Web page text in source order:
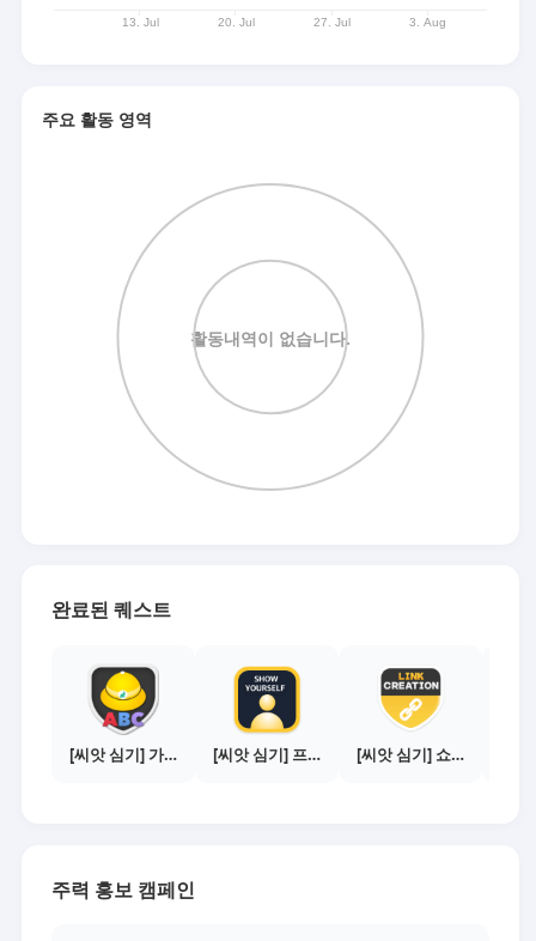
주요 활동 영역
완료된 퀘스트
[씨앗 심기] 가이드보기 - 매체별 활동 가이드 [씨앗 심기] 프로필 사진 등록하기 [씨앗 심기] 쇼핑몰 링크 발급하기 - 제휴몰 10곳
주력 홍보 캠페인